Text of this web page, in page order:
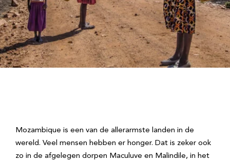
Mozambique is een van de allerarmste landen in de
wereld. Veel mensen hebben er honger. Dat is zeker ook
zo in de afgelegen dorpen Maculuve en Malindile, in het